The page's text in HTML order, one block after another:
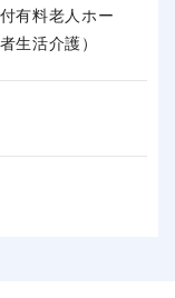
有料老人ホー
生活介護）